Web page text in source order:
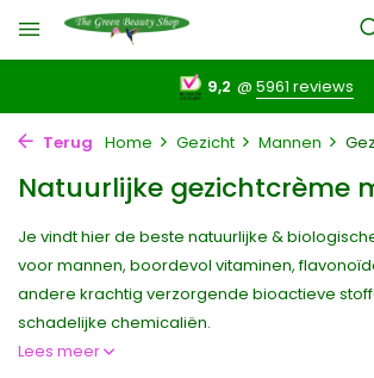
9,2 @5961 reviews
Terug Home Gezicht Mannen
Natuurlijke gezichtcrème
Je vindt hier de beste natuurlijke &
voor mannen, boordevol vitaminen,
andere krachtig verzorgende bioactieve
schadelijke chemicaliën.
Lees meer